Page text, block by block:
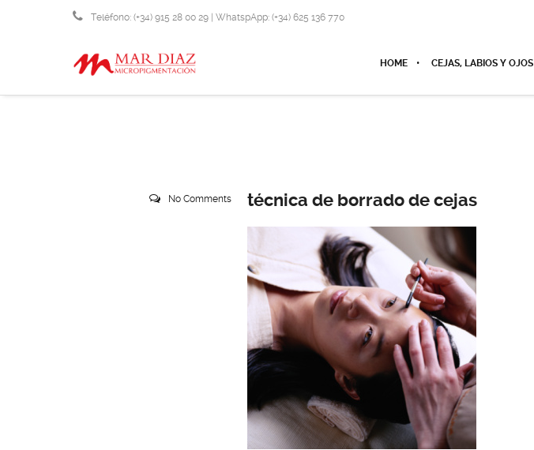
Teléfono: (+34) 915 28 00 29 | WhatspApp: (+34) 625 136 770
HOME
CEJAS, LABIOS Y OJOS
No Comments técnica de borrado de cejas